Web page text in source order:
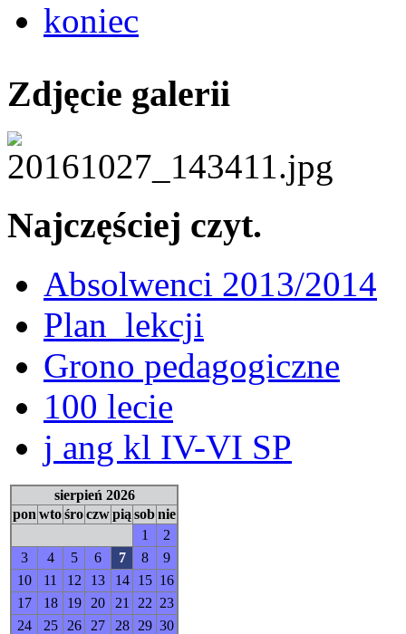
koniec
Zdjęcie galerii
Najczęściej czyt.
Absolwenci 2013/2014
Plan_lekcji
Grono pedagogiczne
100 lecie
j ang kl IV-VI SP
sierpień 2026
pon wtośroczwpią sobnie
1
2
3
4 5 6 7 8
9
10
11 12 13 14 15 16
17
18 19 20 21 22 23
24
25 26 27 28 29 30